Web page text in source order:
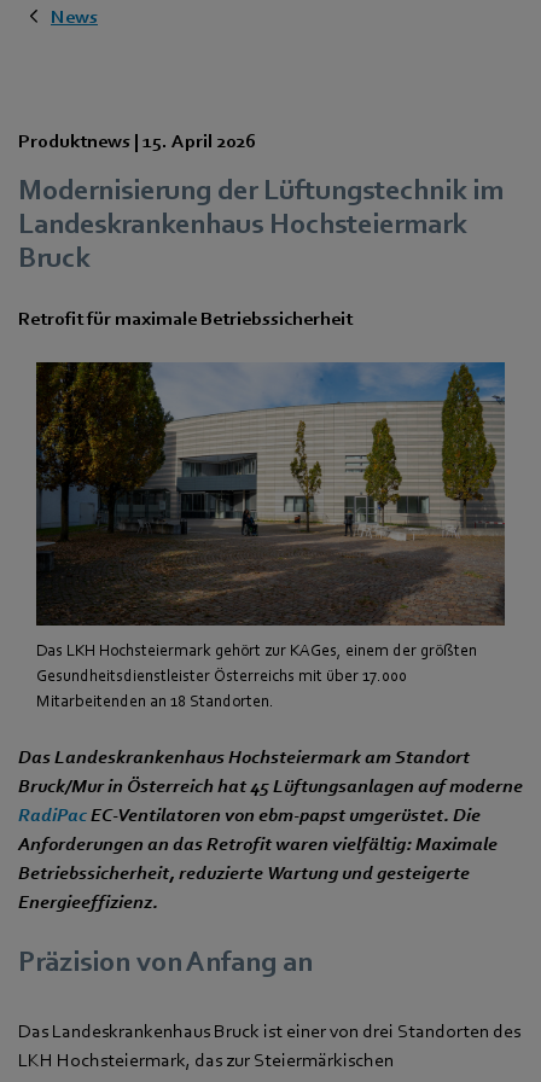
News
Produktnews | 15. April 2026
Modernisierung der Lüftungstechnik im
Landeskrankenhaus Hochsteiermark
Bruck
Retrofit für maximale Betriebssicherheit
Das LKH Hochsteiermark gehört zur KAGes, einem der größten
Gesundheitsdienstleister Österreichs mit über 17.000
Mitarbeitenden an 18 Standorten.
Das Landeskrankenhaus Hochsteiermark am Standort
Bruck/Mur in Österreich hat 45 Lüftungsanlagen auf moderne
RadiPacEC-Ventilatoren von ebm‑papst umgerüstet. Die
Anforderungen an das Retrofit waren vielfältig: Maximale
Betriebssicherheit, reduzierte Wartung und gesteigerte
Energieeffizienz.
Präzision von Anfang an
Das Landeskrankenhaus Bruck ist einer von drei Standorten des
LKH Hochsteiermark, das zur Steiermärkischen